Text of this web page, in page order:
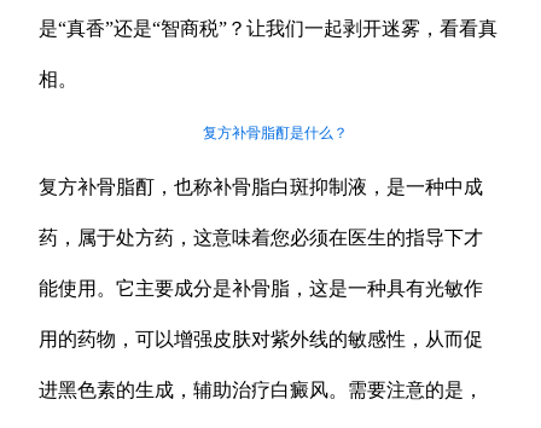
是“真香”还是“智商税”？让我们一起剥开迷雾，看看真
相。
复方补骨脂酊是什么？
复方补骨脂酊，也称补骨脂白斑抑制液，是一种中成
药，属于处方药，这意味着您必须在医生的指导下才
能使用。它主要成分是补骨脂，这是一种具有光敏作
用的药物，可以增强皮肤对紫外线的敏感性，从而促
进黑色素的生成，辅助治疗白癜风。需要注意的是，